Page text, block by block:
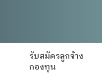
รับสมัครลูกจ้าง
กองทุน